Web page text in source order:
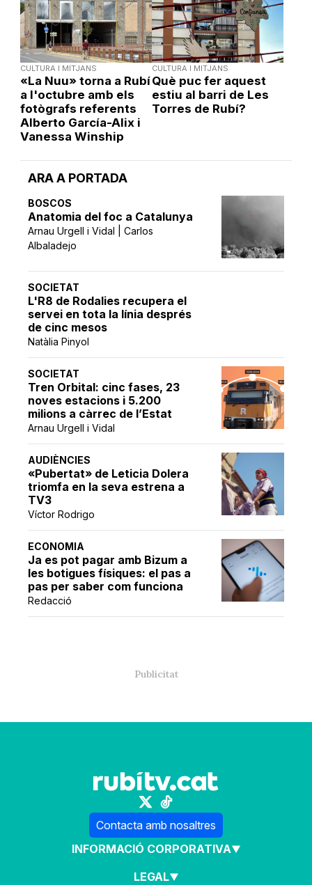
ARA A PORTADA
BOSCOS
Anatomia del foc a Catalunya
Arnau Urgell i Vidal | Carlos
Albaladejo
SOCIETAT
L'R8 de Rodalies recupera el
servei en tota la línia després
de cinc mesos
Natàlia Pinyol
SOCIETAT
Tren Orbital: cinc fases, 23
noves estacions i 5.200
milions a càrrec de l’Estat
Arnau Urgell i Vidal
AUDIÈNCIES
«Pubertat» de Leticia Dolera
triomfa en la seva estrena a
TV3
Víctor Rodrigo
ECONOMIA
Ja es pot pagar amb Bizum a
les botigues físiques: el pas a
pas per saber com funciona
Redacció
CULTURA I MITJANS
«La Nuu» torna a Rubí
a l'octubre amb els
fotògrafs referents
Alberto García-Alix i
Vanessa Winship
CULTURA I MITJANS
Què puc fer aquest
estiu al barri de Les
Torres de Rubí?
Contacta amb nosaltres
INFORMACIÓ CORPORATIVA
LEGAL